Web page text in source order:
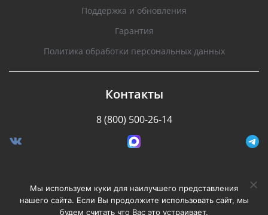
Поддержка и обновления
Гарантия
Политика обработки персональных данных
Контакты
8 (800) 500-26-14
Разработано Stormcorp
Мы используем куки для наилучшего представления
нашего сайта. Если Вы продолжите использовать сайт, мы
будем считать что Вас это устраивает.